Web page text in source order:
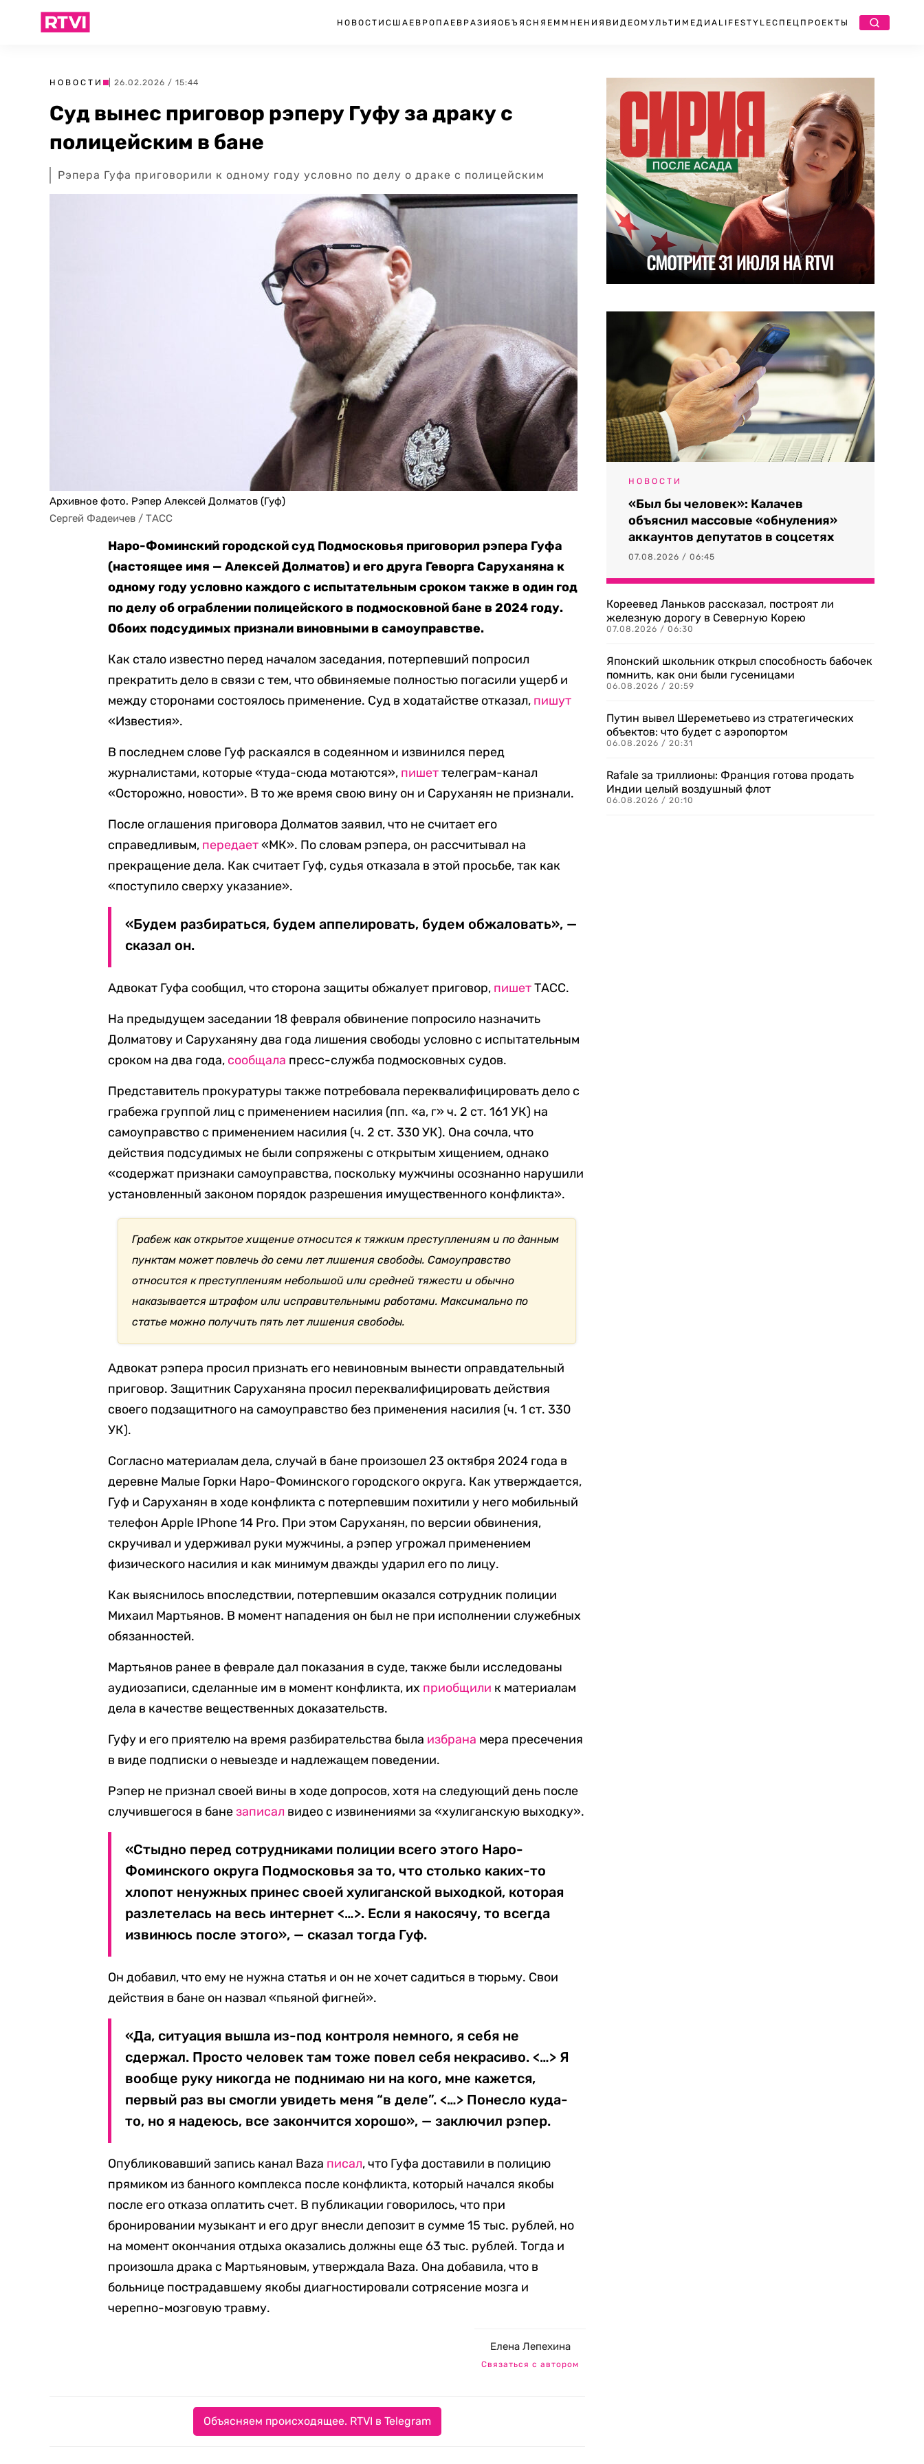
НОВОСТИ США ЕВРОПА ЕВРАЗИЯ ОБЪЯСНЯЕМ МНЕНИЯ ВИДЕО МУЛЬТИМЕДИА LIFESTYLEСПЕЦПРОЕКТЫ
НОВОСТИ | 26.02.2026 / 15:44
Суд вынес приговор рэперу Гуфу за драку с
полицейским в бане
Рэпера Гуфа приговорили к одному году условно по делу о драке с полицейским
Архивное фото. Рэпер Алексей Долматов (Гуф)
Сергей Фадеичев / ТАСС
Наро-Фоминский городской суд Подмосковья приговорил рэпера Гуфа
(настоящее имя — Алексей Долматов) и его друга Геворга Саруханяна к
одному году условно каждого с испытательным сроком также в один год
по делу об ограблении полицейского в подмосковной бане в 2024 году.
Обоих подсудимых признали виновными в самоуправстве.
Как стало известно перед началом заседания, потерпевший попросил
прекратить дело в связи с тем, что обвиняемые полностью погасили ущерб и
между сторонами состоялось применение. Суд в ходатайстве отказал, пишут
«Известия».
В последнем слове Гуф раскаялся в содеянном и извинился перед
журналистами, которые «туда-сюда мотаются», пишеттелеграм-канал
«Осторожно, новости». В то же время свою вину он и Саруханян не признали.
После оглашения приговора Долматов заявил, что не считает его
справедливым, передает«МК». По словам рэпера, он рассчитывал на
прекращение дела. Как считает Гуф, судья отказала в этой просьбе, так как
«поступило сверху указание».
«Будем разбираться, будем аппелировать, будем обжаловать», —
сказал он.
Адвокат Гуфа сообщил, что сторона защиты обжалует приговор, пишетТАСС.
На предыдущем заседании 18 февраля обвинение попросило назначить
Долматову и Саруханяну два года лишения свободы условно с испытательным
сроком на два года, сообщала пресс-служба подмосковных судов.
Представитель прокуратуры также потребовала переквалифицировать дело с
грабежа группой лиц с применением насилия (пп. «а, г» ч. 2 ст. 161 УК) на
самоуправство с применением насилия (ч. 2 ст. 330 УК). Она сочла, что
действия подсудимых не были сопряжены с открытым хищением, однако
«содержат признаки самоуправства, поскольку мужчины осознанно нарушили
установленный законом порядок разрешения имущественного конфликта».
Грабеж как открытое хищение относится к тяжким преступлениям и по данным
пунктам может повлечь до семи лет лишения свободы. Самоуправство
относится к преступлениям небольшой или средней тяжести и обычно
наказывается штрафом или исправительными работами. Максимально по
статье можно получить пять лет лишения свободы.
Адвокат рэпера просил признать его невиновным вынести оправдательный
приговор. Защитник Саруханяна просил переквалифицировать действия
своего подзащитного на самоуправство без применения насилия (ч. 1 ст. 330
УК).
Согласно материалам дела, случай в бане произошел 23 октября 2024 года в
деревне Малые Горки Наро-Фоминского городского округа. Как утверждается,
Гуф и Саруханян в ходе конфликта с потерпевшим похитили у него мобильный
телефон Apple IPhone 14 Pro. При этом Саруханян, по версии обвинения,
скручивал и удерживал руки мужчины, а рэпер угрожал применением
физического насилия и как минимум дважды ударил его по лицу.
Как выяснилось впоследствии, потерпевшим оказался сотрудник полиции
Михаил Мартьянов. В момент нападения он был не при исполнении служебных
обязанностей.
Мартьянов ранее в феврале дал показания в суде, также были исследованы
аудиозаписи, сделанные им в момент конфликта, их приобщили к материалам
дела в качестве вещественных доказательств.
Гуфу и его приятелю на время разбирательства была избрана мера пресечения
в виде подписки о невыезде и надлежащем поведении.
Рэпер не признал своей вины в ходе допросов, хотя на следующий день после
случившегося в банезаписал видео с извинениями за «хулиганскую выходку».
«Стыдно перед сотрудниками полиции всего этого Наро-
Фоминского округа Подмосковья за то, что столько каких-то
хлопот ненужных принес своей хулиганской выходкой, которая
разлетелась на весь интернет <…>. Если я накосячу, то всегда
извинюсь после этого», — сказал тогда Гуф.
Он добавил, что ему не нужна статья и он не хочет садиться в тюрьму. Свои
действия в бане он назвал «пьяной фигней».
«Да, ситуация вышла из-под контроля немного, я себя не
сдержал. Просто человек там тоже повел себя некрасиво. <…> Я
вообще руку никогда не поднимаю ни на кого, мне кажется,
первый раз вы смогли увидеть меня “в деле”. <…> Понесло куда-
то, но я надеюсь, все закончится хорошо», — заключил рэпер.
Опубликовавший запись канал Baza писал, что Гуфа доставили в полицию
прямиком из банного комплекса после конфликта, который начался якобы
после его отказа оплатить счет. В публикации говорилось, что при
бронировании музыкант и его друг внесли депозит в сумме 15 тыс. рублей, но
на момент окончания отдыха оказались должны еще 63 тыс. рублей. Тогда и
произошла драка с Мартьяновым, утверждала Baza. Она добавила, что в
больнице пострадавшему якобы диагностировали сотрясение мозга и
черепно-мозговую травму.
Елена Лепехина
Связаться с автором
Объясняем происходящее. RTVI в Telegram
НОВОСТИ
«Был бы человек»: Калачев
объяснил массовые «обнуления»
аккаунтов депутатов в соцсетях
07.08.2026 / 06:45
Кореевед Ланьков рассказал, построят ли
железную дорогу в Северную Корею
07.08.2026 / 06:30
Японский школьник открыл способность бабочек
помнить, как они были гусеницами
06.08.2026 / 20:59
Путин вывел Шереметьево из стратегических
объектов: что будет с аэропортом
06.08.2026 / 20:31
Rafale за триллионы: Франция готова продать
Индии целый воздушный флот
06.08.2026 / 20:10